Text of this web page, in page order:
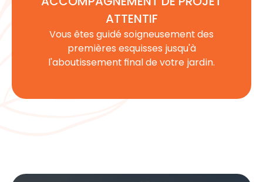
ATTENTIF
Vous êtes guidé soigneusement des
premières esquisses jusqu'à
l'aboutissement final de votre jardin.